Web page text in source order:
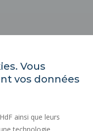
Vous
vos données
ainsi que leurs